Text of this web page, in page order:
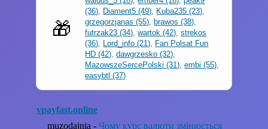
🎁
(36), Diament5 (49), Kuba235 (23),
grzegorzjanas (55), brawos (38),
futrzak23 (34),wartok (42),strekos
(36), Lord_info (21), Fan Polsat Fun
HD (42),dawgrzesko (32),
MazowszeSercePolski (31),embi (55),
easybtl (37)
vpayfast.online
muzodajnia -Чому курс валюти змінюється